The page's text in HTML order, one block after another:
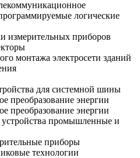
логические
измерительных приборов
монтажа электросети зданий
для системной шины
преобразование энергии
преобразование энергии
промышленные и
приборы
технологии